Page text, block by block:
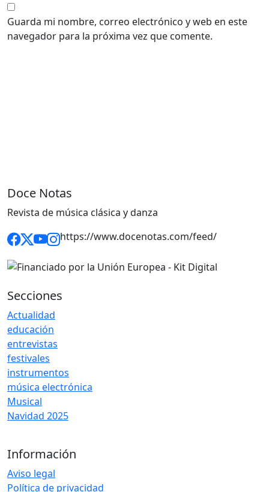
Guarda mi nombre, correo electrónico y web en este
navegador para la próxima vez que comente.
Doce Notas
Revista de música clásica y danza
https://www.docenotas.com/feed/
Secciones
Actualidad
educación
entrevistas
festivales
instrumentos
música electrónica
Musical
Navidad 2025
Información
Aviso legal
Política de privacidad